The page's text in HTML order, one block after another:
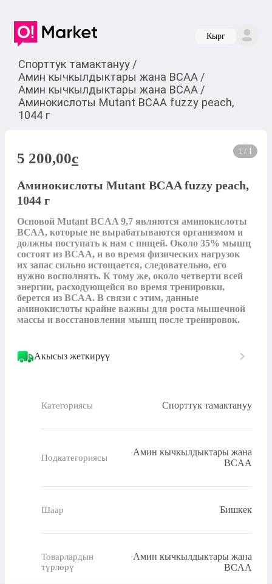
Кырг
Спорттук тамактануу /
Амин кычкылдыктары жана BCAA /
Амин кычкылдыктары жана BCAA /
Аминокислоты Mutant BCAA fuzzy peach,
1044 г
1 / 1
5 200,00c
Аминокислоты Mutant BCAA fuzzy peach,
1044 г
Основой Mutant BCAA 9,7 являются аминокислоты
ВСАА, которые не вырабатываются организмом и
должны поступать к нам с пищей. Около 35% мышц
состоят из ВСАА, и во время физических нагрузок
их запас сильно истощается, следовательно, его
нужно восполнять. К тому же, около четверти всей
энергии, расходующейся во время тренировки,
берется из ВСАА. В связи с этим, данные
аминокислоты крайне важны для роста мышечной
массы и восстановления мышц после тренировок.
Акысыз жеткирүү
Категориясы Спорттук тамактануу
Подкатегориясы
Амин кычкылдыктары жана
BCAA
Шаар Бишкек
Товарлардын
түрлөрү
Амин кычкылдыктары жана
BCAA